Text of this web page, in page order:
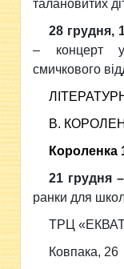
талановитих
28 грудня,
– концерт
смичкового
В.
Короленка
21 грудня
ранки для
ТРЦ«
Ковпака, 26